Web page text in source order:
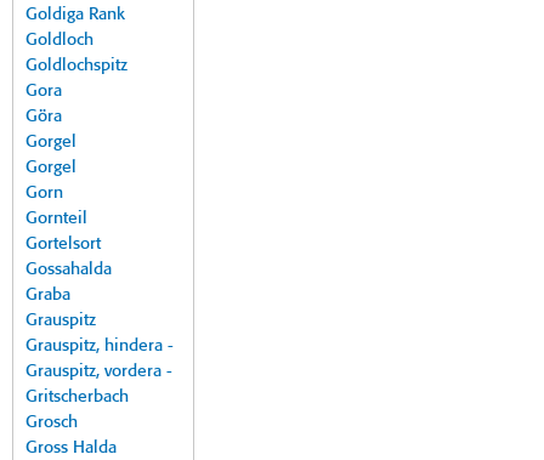
Goldiga Rank
Goldloch
Goldlochspitz
Gora
Göra
Gorgel
Gorgel
Gorn
Gornteil
Gortelsort
Gossahalda
Graba
Grauspitz
Grauspitz, hindera -
Grauspitz, vordera -
Gritscherbach
Grosch
Gross Halda